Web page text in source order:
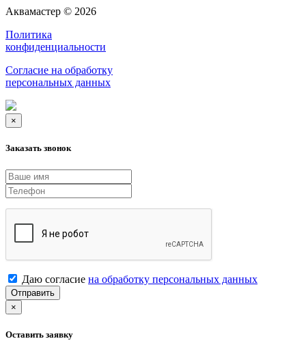
Аквамастер © 2026
Политика
конфиденциальности
Согласие на обработку
персональных данных
×
Заказать звонок
Даю согласие на обработку персональных данных
Отправить
×
Оставить заявку